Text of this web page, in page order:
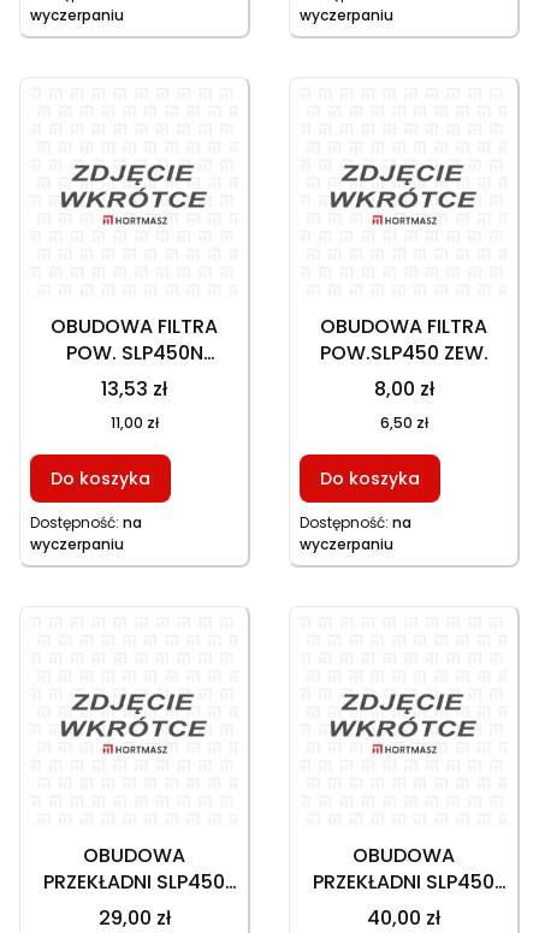
wyczerpaniu
wyczerpaniu
OBUDOWA FILTRA
POW. SLP450N
WEWNĘTRZNA,
70080140024
13,53 zł
11,00 zł
Do koszyka
Dostępność: na
wyczerpaniu
OBUDOWA FILTRA
POW.SLP450 ZEW.
8,00 zł
6,50 zł
Do koszyka
Dostępność: na
wyczerpaniu
OBUDOWA
PRZEKŁADNI SLP450
DÓŁ
29,00 zł
OBUDOWA
PRZEKŁADNI SLP450
GÓRA
40,00 zł